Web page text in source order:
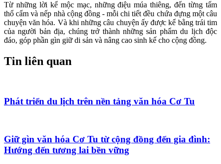
Từ những lời kể mộc mạc, những điệu múa thiêng, đến từng tấm
thổ cẩm và nếp nhà cộng đồng - mỗi chi tiết đều chứa đựng một câu
chuyện văn hóa. Và khi những câu chuyện ấy được kể bằng trái tim
của người bản địa, chúng trở thành những sản phẩm du lịch độc
đáo, góp phần gìn giữ di sản và nâng cao sinh kế cho cộng đồng.
Tin liên quan
Phát triển du lịch trên nền tảng văn hóa Cơ Tu
Giữ gìn văn hóa Cơ Tu từ cộng đồng đến gia đình:
Hướng đến tương lai bền vững